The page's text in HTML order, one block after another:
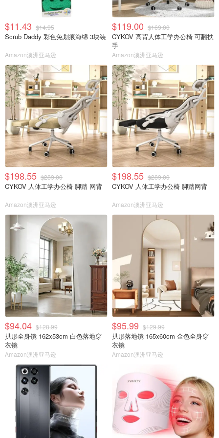
$11.43 $14.95
Scrub Daddy 彩色免划痕海绵 3块装
Amazon澳洲亚马逊
$119.00 $169.00
CYKOV 高背人体工学办公椅 可翻扶
手
Amazon澳洲亚马逊
$198.55 $289.00
CYKOV 人体工学办公椅 脚踏 网背
Amazon澳洲亚马逊
$198.55 $289.00
CYKOV 人体工学办公椅 脚踏网背
Amazon澳洲亚马逊
$94.04 $128.99
拱形全身镜 162x53cm 白色落地穿
衣镜
Amazon澳洲亚马逊
$95.99 $129.99
拱形落地镜 165x60cm 金色全身穿
衣镜
Amazon澳洲亚马逊